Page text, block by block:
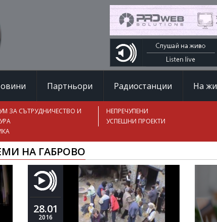
Партньори Радиостанции На
ЗА СЪТРУДНИЧЕСТВО И
НЕПРЕЧУПЕНИ
УСПЕШНИ ПРОЕКТИ
НА ГАБРОВО
28.01
2016